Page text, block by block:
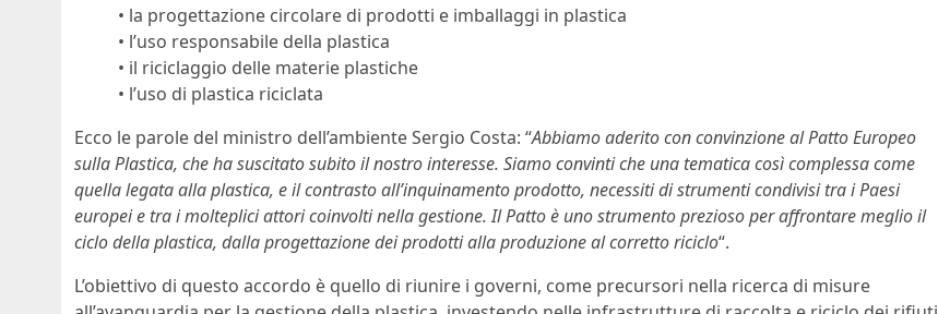
• la progettazione circolare di prodotti e imballaggi in plastica
• l’uso responsabile della plastica
• il riciclaggio delle materie plastiche
• l’uso di plastica riciclata
Ecco le parole del ministro dell’ambiente Sergio Costa: “Abbiamo aderito con convinzione al Patto Europeo
sulla Plastica, che ha suscitato subito il nostro interesse. Siamo convinti che una tematica così complessa come
quella legata alla plastica, e il contrasto all’inquinamento prodotto, necessiti di strumenti condivisi tra i Paesi
europei e tra i molteplici attori coinvolti nella gestione. Il Patto è uno strumento prezioso per affrontare meglio il
ciclo della plastica, dalla progettazione dei prodotti alla produzione al corretto riciclo“.
L’obiettivo di questo accordo è quello di riunire i governi, come precursori nella ricerca di misure